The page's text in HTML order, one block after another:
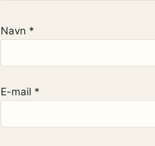
Navn *
E-mail *